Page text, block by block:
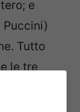
e
Puccini)
Tutto
le tre
figlie.